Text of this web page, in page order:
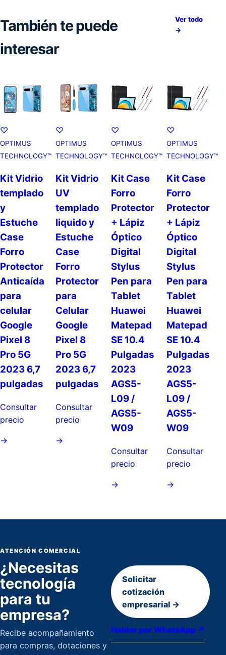
También te puede
interesar
Ver todo
→
♡
OPTIMUS
TECHNOLOGY™
Kit Vidrio
templado
y
Estuche
Case
Forro
Protector
Anticaída
para
celular
Google
Pixel 8
Pro 5G
2023 6,7
pulgadas
Consultar
precio
→
♡
OPTIMUS
TECHNOLOGY™
Kit Vidrio
UV
templado
liquido y
Estuche
Case
Forro
Protector
para
Celular
Google
Pixel 8
Pro 5G
2023 6,7
pulgadas
Consultar
precio
→
♡
OPTIMUS
TECHNOLOGY™
Kit Case
Forro
Protector
+ Lápiz
Óptico
Digital
Stylus
Pen para
Tablet
Huawei
Matepad
SE 10.4
Pulgadas
2023
AGS5-
L09 /
AGS5-
W09
Consultar
precio
→
♡
OPTIMUS
TECHNOLOGY™
Kit Case
Forro
Protector
+ Lápiz
Óptico
Digital
Stylus
Pen para
Tablet
Huawei
Matepad
SE 10.4
Pulgadas
2023
AGS5-
L09 /
AGS5-
W09
Consultar
precio
→
ATENCIÓN COMERCIAL
¿Necesitas
tecnología
para tu
empresa?
Recibe acompañamiento
para compras, dotaciones y
Solicitar
cotización
empresarial →
Hablar por WhatsApp ↗